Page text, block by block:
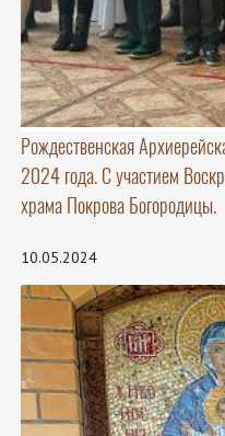
Рождественская
2024 года. С участием
храма Покрова Богородицы.
10.05.2024